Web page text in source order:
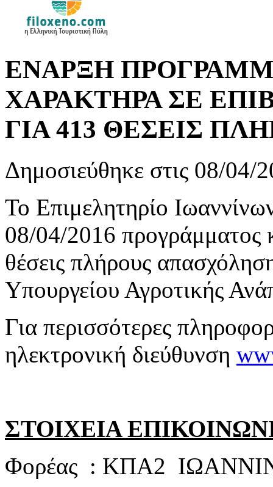
ΕΝΑΡΞΗ
ΧΑΡΑΚΤΗΡΑ ΣΕ
ΓΙΑ 413 ΘΕΣΕΙΣ
Δημοσιεύθηκε στις 08/04/
Το Επιμελητηρίο
08/04/2016 προγράμματος
θέσεις πλήρους
Υπουργείου Αγροτικής
Για περισσότερες
ηλεκτρονική διεύθυνση
ΣΤΟΙΧΕΙΑ
Φορέας : ΚΠΑ2